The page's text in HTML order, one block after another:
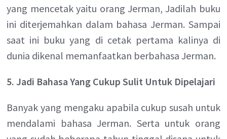
yang mencetak yaitu orang Jerman, Jadilah buku
ini diterjemahkan dalam bahasa Jerman. Sampai
saat ini buku yang di cetak pertama kalinya di
dunia dikenal memanfaatkan berbahasa Jerman.
5. Jadi Bahasa Yang Cukup Sulit Untuk Dipelajari
Banyak yang mengaku apabila cukup susah untuk
mendalami bahasa Jerman. Serta untuk orang